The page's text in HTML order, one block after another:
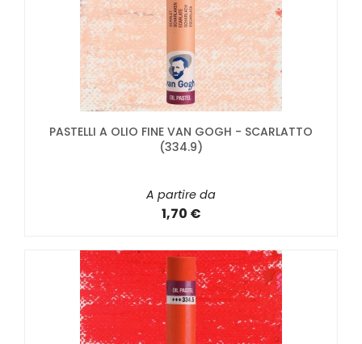
PASTELLI A OLIO FINE VAN GOGH - SCARLATTO
(334.9)
A partire da
1,70 €